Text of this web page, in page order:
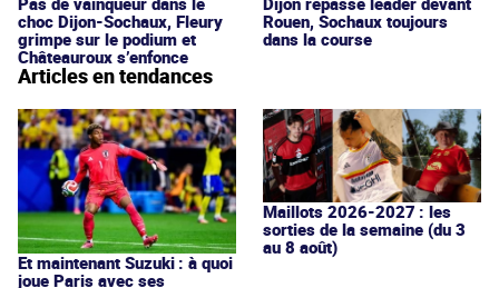
choc Dijon-Sochaux, Fleury
grimpe sur le podium et
Châteauroux s’enfonce
Rouen, Sochaux toujours
dans la course
Articles en tendances
Et maintenant Suzuki : à quoi
joue Paris avec ses
Maillots 2026-2027 : les
sorties de la semaine (du 3
au 8 août)